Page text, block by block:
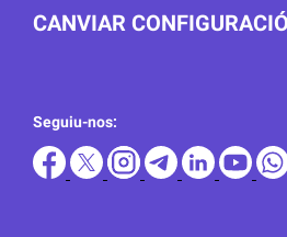
CANVIAR
Seguiu-nos: